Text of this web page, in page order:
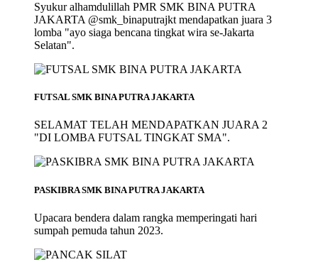
Syukur alhamdulillah PMR SMK BINA PUTRA
JAKARTA @smk_binaputrajkt mendapatkan juara 3
lomba "ayo siaga bencana tingkat wira se-Jakarta
Selatan".
FUTSAL SMK BINA PUTRA JAKARTA
SELAMAT TELAH MENDAPATKAN JUARA 2
"DI LOMBA FUTSAL TINGKAT SMA".
PASKIBRA SMK BINA PUTRA JAKARTA
Upacara bendera dalam rangka memperingati hari
sumpah pemuda tahun 2023.